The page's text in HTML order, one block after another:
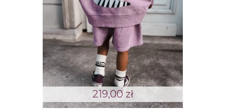
219,00 zł